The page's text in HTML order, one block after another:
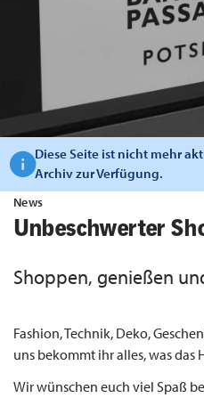
Diese Seite ist nicht mehr
Archiv zur Verfügung.
News
Unbeschwerter
Shoppen, genießen
Fashion, Technik, Deko,
uns bekommt ihr alles, was das
Wir wünschen euch viel Spaß